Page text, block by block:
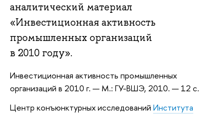
аналитический материал
«Инвестиционная активность
промышленных организаций
в 2010 году».
Инвестиционная активность промышленных
организаций в 2010 г. — М.: ГУ-ВШЭ, 2010. — 12 с.
Центр конъюнктурных исследований Института